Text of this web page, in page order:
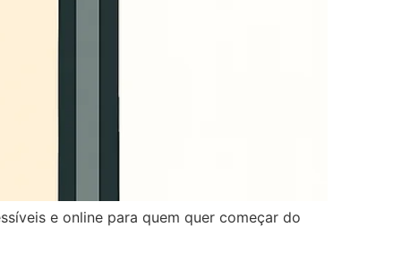
e online para quem quer começar do